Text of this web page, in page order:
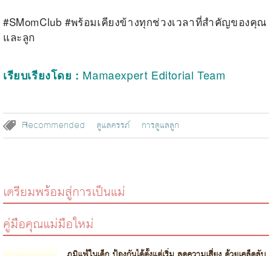
#SMomClub #พร้อมเคียงข้างทุกช่วงเวลาที่สำคัญของคุณ
และลูก
เรียบเรียงโดย : Mamaexpert Editorial Team
Recommended ดูแลครรภ์ การดูแลลูก
เตรียมพร้อมสู่การเป็นแม่
คู่มือคุณแม่มือใหม่